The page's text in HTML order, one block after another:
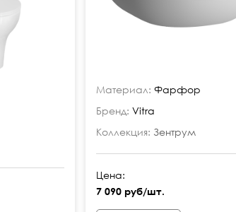
Материал: Фарфор
Бренд: Vitra
Коллекция: Зентрум
Цена:
7 090 руб/шт.